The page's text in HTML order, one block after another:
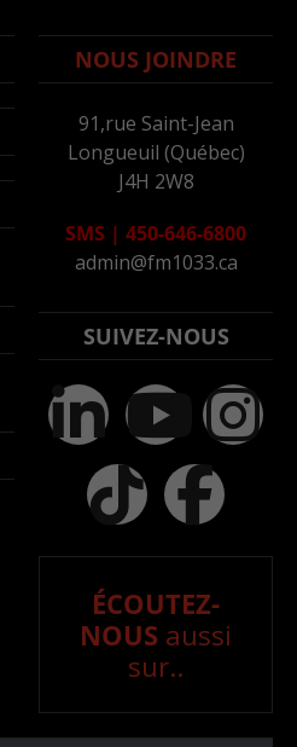
NOUS JOINDRE
91,rue Saint-Jean
Longueuil (Québec)
J4H 2W8
SMS | 450-646-6800
admin@fm1033.ca
SUIVEZ-NOUS
ÉCOUTEZ-
NOUS aussi
sur..